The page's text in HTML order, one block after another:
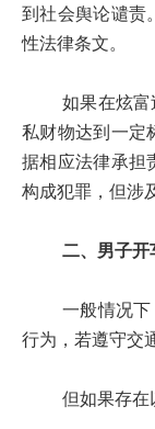
到社会舆论谴责
性法律条文。
如果在炫富过
私财物达到一定
据相应法律承担
构成犯罪，但涉
二、男子开
一般情况下，
行为，若遵守交
但如果存在以